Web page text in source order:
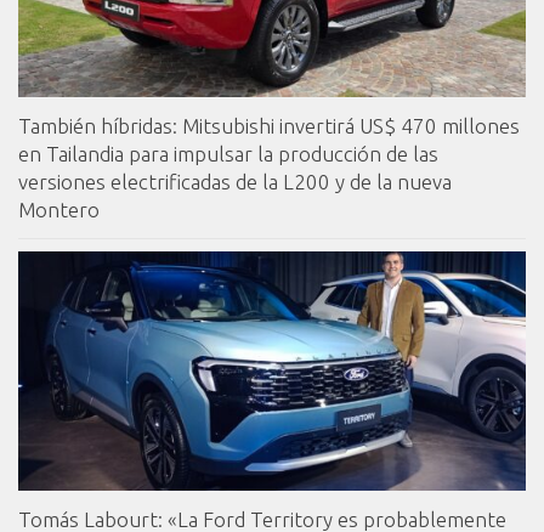
También híbridas: Mitsubishi invertirá US$ 470 millones
en Tailandia para impulsar la producción de las
versiones electrificadas de la L200 y de la nueva
Montero
Tomás Labourt: «La Ford Territory es probablemente